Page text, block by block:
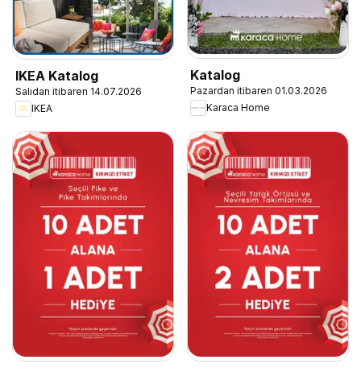
IKEA Katalog
Salıdan itibaren 14.07.2026
IKEA
Katalog
Pazardan itibaren 01.03.2026
Karaca Home